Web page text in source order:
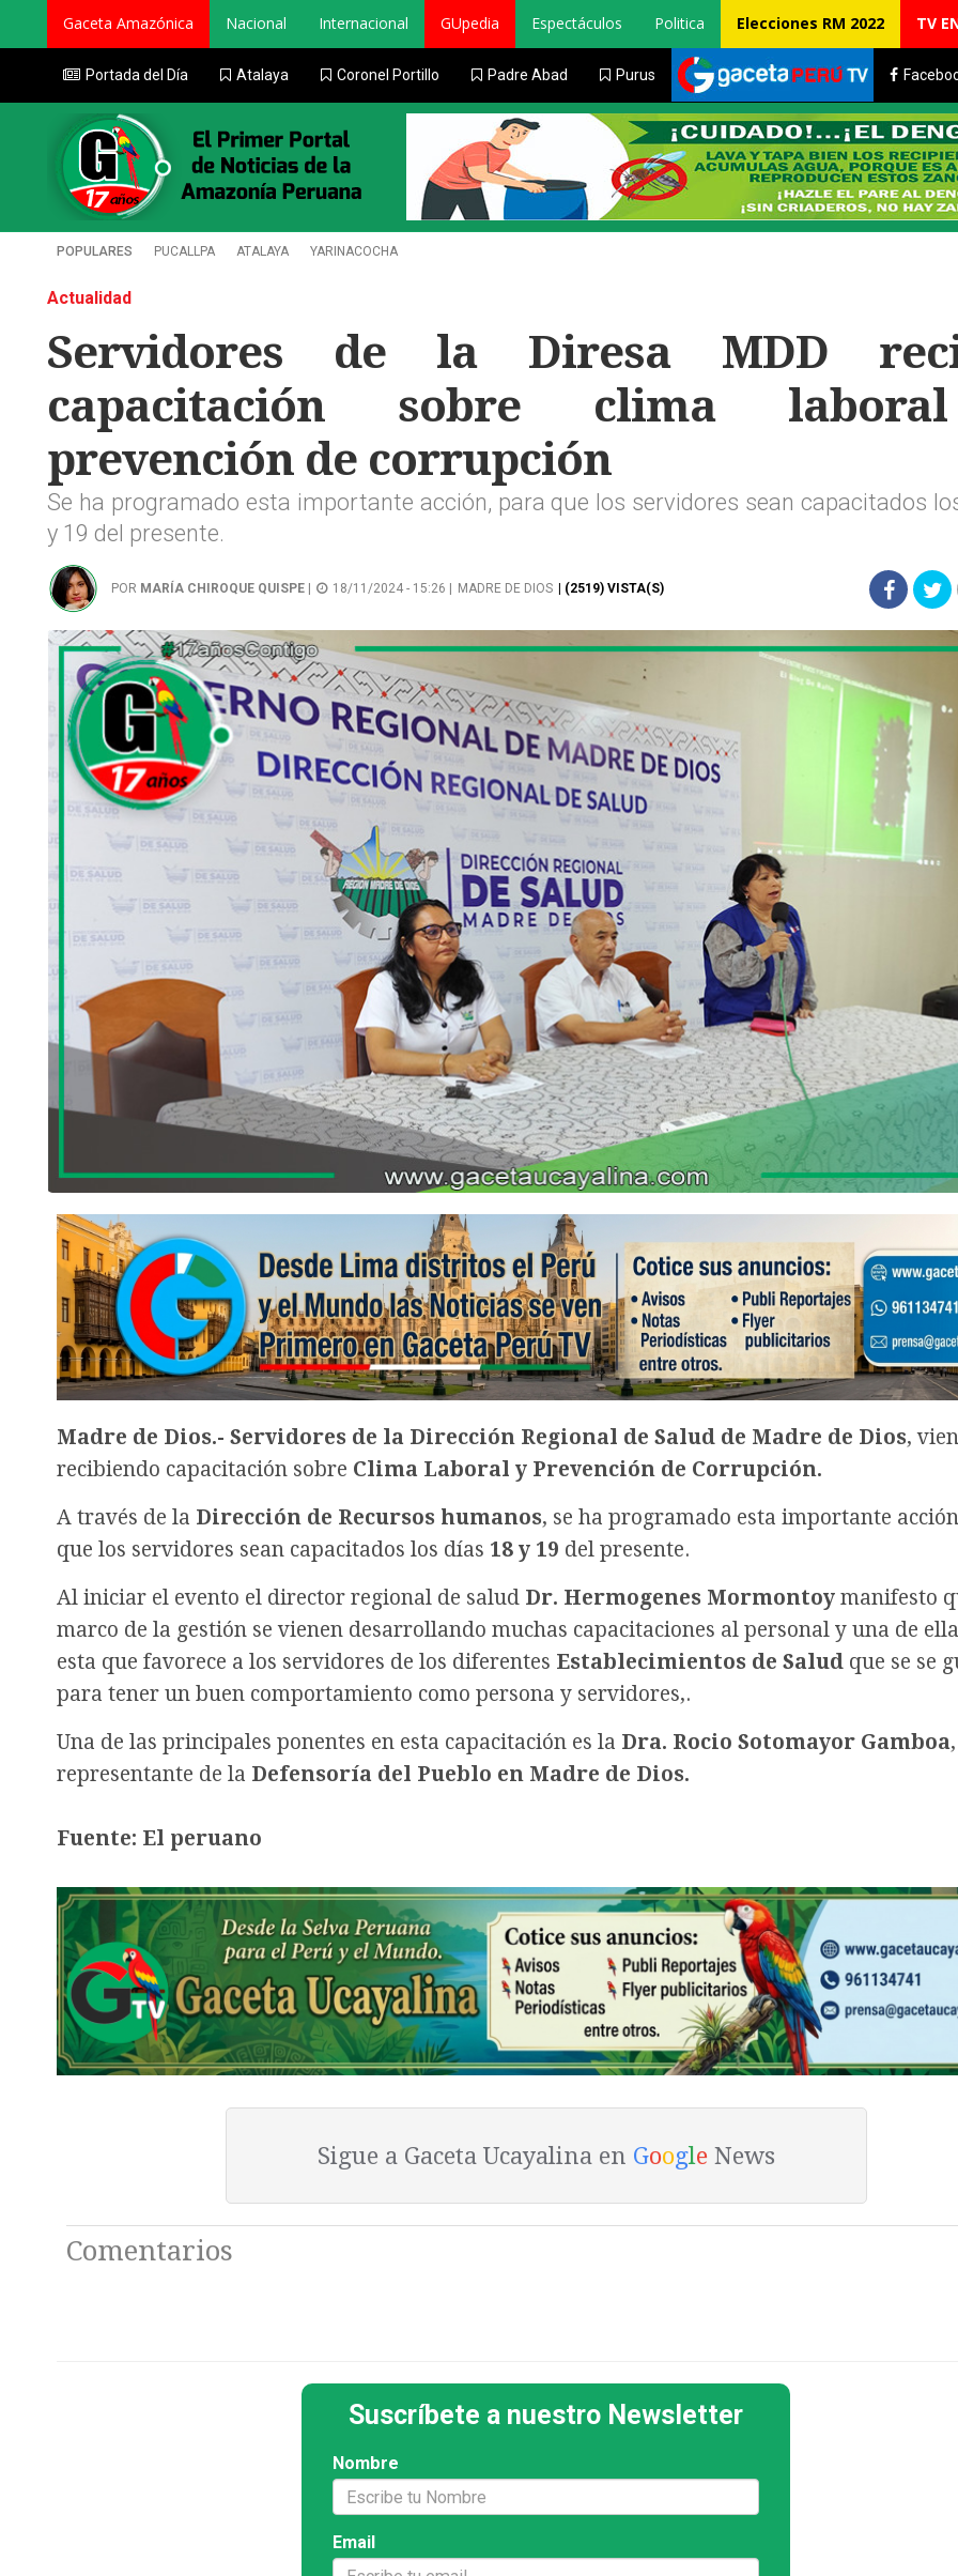
Gaceta Amazónica Nacional Internacional GUpedia Espectáculos Politica Elecciones RM 2022 TV
Portada del Día Atalaya Coronel Portillo Padre Abad Purus
POPULARES PUCALLPA ATALAYA YARINACOCHA
Actualidad
Servidores de la Diresa MDD
capacitación sobre clima
prevención de corrupción
Se ha programado esta importante acción, para que los servidores sean capacitados
y 19 del presente.
POR MARÍA CHIROQUE QUISPE 18/11/2024 - 15:26 | MADRE DE DIOS | (2519) VISTA(S)
Madre de Dios.- Servidores de la Dirección Regional de Salud de Madre de Dios,
recibiendo capacitación sobre Clima Laboral y Prevención de Corrupción.
A través de la Dirección de Recursos humanos, se ha programado esta importante
que los servidores sean capacitados los días 18 y 19 del presente.
Al iniciar el evento el director regional de salud Dr. Hermogenes Mormontoy manifesto
marco de la gestión se vienen desarrollando muchas capacitaciones al personal y una de
esta que favorece a los servidores de los diferentes Establecimientos de Salud que se se
para tener un buen comportamiento como persona y servidores,.
Una de las principales ponentes en esta capacitación es la Dra. Rocio Sotomayor Gamboa,
representante de la Defensoría del Pueblo en Madre de Dios.
Fuente: El peruano
Sigue a Gaceta Ucayalina en GoogleNews
Comentarios
Suscríbete a nuestro Newsletter
Nombre
Email